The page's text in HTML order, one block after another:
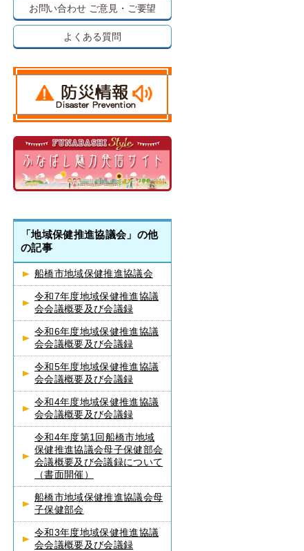
お問い合わせ ご意見・ご要望
よくある質問
「地域保健推進協議会」の他
の記事
船橋市地域保健推進協議会
令和7年度地域保健推進協議
会会議概要及び会議録
令和6年度地域保健推進協議
会会議概要及び会議録
令和5年度地域保健推進協議
会会議概要及び会議録
令和4年度地域保健推進協議
会会議概要及び会議録
令和4年度第1回船橋市地域
保健推進協議会母子保健部会
会議概要及び会議録について
（書面開催）
船橋市地域保健推進協議会母
子保健部会
令和3年度地域保健推進協議
会会議概要及び会議録